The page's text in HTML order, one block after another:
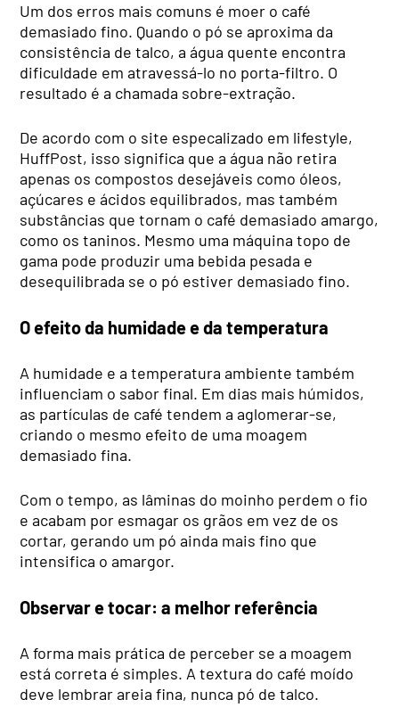
Um dos erros mais comuns é moer o café
demasiado fino. Quando o pó se aproxima da
consistência de talco, a água quente encontra
dificuldade em atravessá-lo no porta-filtro. O
resultado é a chamada sobre-extração.
De acordo com o site especalizado em lifestyle,
HuffPost, isso significa que a água não retira
apenas os compostos desejáveis como óleos,
açúcares e ácidos equilibrados, mas também
substâncias que tornam o café demasiado amargo,
como os taninos. Mesmo uma máquina topo de
gama pode produzir uma bebida pesada e
desequilibrada se o pó estiver demasiado fino.
O efeito da humidade e da temperatura
A humidade e a temperatura ambiente também
influenciam o sabor final. Em dias mais húmidos,
as partículas de café tendem a aglomerar-se,
criando o mesmo efeito de uma moagem
demasiado fina.
Com o tempo, as lâminas do moinho perdem o fio
e acabam por esmagar os grãos em vez de os
cortar, gerando um pó ainda mais fino que
intensifica o amargor.
Observar e tocar: a melhor referência
A forma mais prática de perceber se a moagem
está correta é simples. A textura do café moído
deve lembrar areia fina, nunca pó de talco.